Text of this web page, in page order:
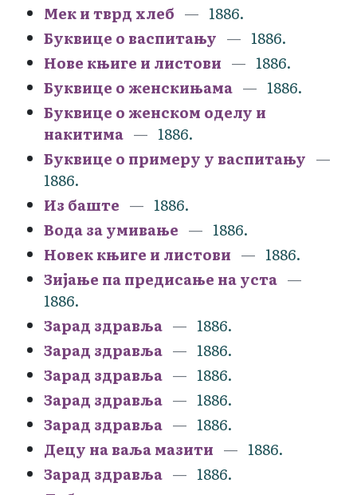
Мек и тврд хлеб
1886.
Буквице о васпитању
1886.
Нове књиге и листови
1886.
Буквице о женскињама
1886.
Буквице о женском оделу и
накитима
1886.
Буквице о примеру у васпитању
1886.
Из баште
1886.
Вода за умивање
1886.
Новек књиге и листови
1886.
Зијање па предисање на уста
1886.
Зарад здравља
1886.
Зарад здравља
1886.
Зарад здравља
1886.
Зарад здравља
1886.
Зарад здравља
1886.
Децу на ваља мазити
1886.
Зарад здравља
1886.